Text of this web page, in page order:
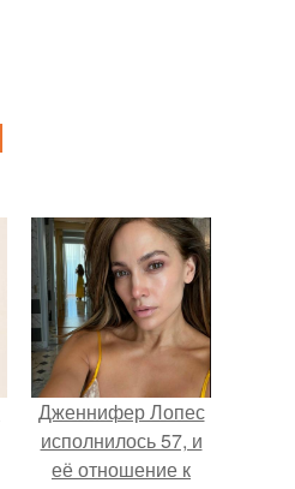
Дженнифер Лопес
исполнилось 57, и
её отношение к